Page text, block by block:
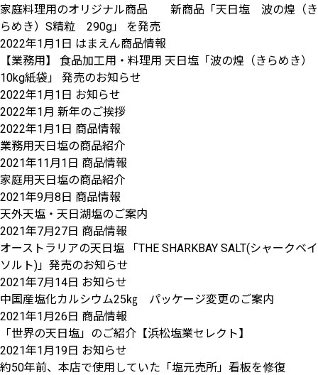
家庭料理用のオリジナル商品 新商品「天日塩 波の煌（き
らめき）S精粒 290g」 を発売
2022年1月1日 はまえん商品情報
【業務用】 食品加工用・料理用 天日塩「波の煌（きらめき）
10kg紙袋」 発売のお知らせ
2022年1月1日 お知らせ
2022年1月 新年のご挨拶
2022年1月1日 商品情報
業務用天日塩の商品紹介
2021年11月1日 商品情報
家庭用天日塩の商品紹介
2021年9月8日 商品情報
天外天塩・天日湖塩のご案内
2021年7月27日 商品情報
オーストラリアの天日塩 「THE SHARKBAY SALT(シャークベイ
ソルト)」発売のお知らせ
2021年7月14日 お知らせ
中国産塩化カルシウム25㎏ パッケージ変更のご案内
2021年1月26日 商品情報
「世界の天日塩」のご紹介【浜松塩業セレクト】
2021年1月19日 お知らせ
約50年前、本店で使用していた「塩元売所」看板を修復